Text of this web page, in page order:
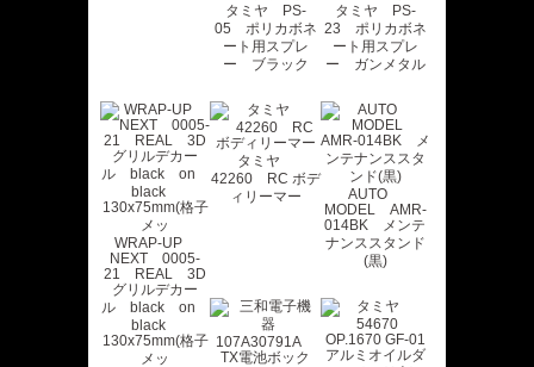
タミヤ PS-
05 ポリカボネ
ート用スプレ
ー ブラック
タミヤ PS-
23 ポリカボネ
ート用スプレ
ー ガンメタル
WRAP-UP
NEXT 0005-
21 REAL 3D
グリルデカー
ル black on
black
130x75mm(格子
メッ
タミヤ
42260 RC ボデ
ィリーマー
AUTO
MODEL AMR-
014BK メンテ
ナンススタンド
(黒)